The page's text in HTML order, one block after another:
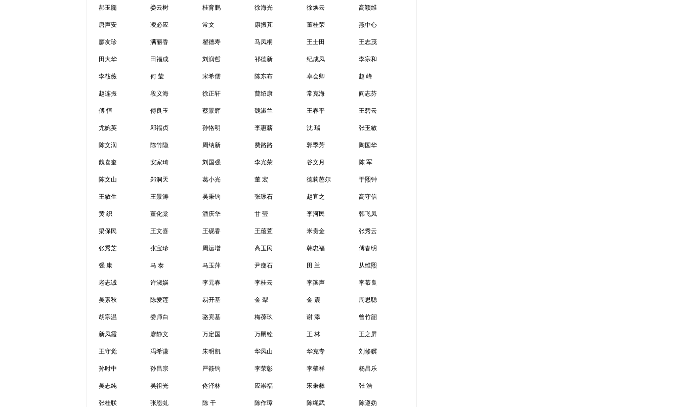
郝玉髓 娄云树 桂育鹏 徐海光 徐焕云 高颖维
唐声安 凌必应 常文 康振芃 董桂荣 燕中心
廖友珍 满丽香 翟德寿 马凤桐 王士田 王志茂
田大华 田福成 刘润哲 祁德新 纪成凤 李宗和
李筱薇 何 莹 宋希儒 陈东布 卓会卿 赵 峰
赵连振 段义海 徐正轩 曹绍康 常克海 阎志芬
傅 恒 傅良玉 蔡景辉 魏淑兰 王春平 王碧云
尤婉英 邓福贞 孙恪明 李惠薪 沈 瑞 张玉敏
陈文润 陈竹隐 周纳新 费路路 郭季芳 陶国华
魏喜奎 安家琦 刘国强 李光荣 谷文月 陈 军
陈文山 郑洞天 葛小光 董 宏 德莉芭尔 于熙钟
王敏生 王景涛 吴秉钧 张琢石 赵宜之 高守信
黄 织 董化棠 潘庆华 甘 莹 李河民 韩飞凤
梁保民 王文喜 王砚香 王蕴萱 米贵金 张秀云
张秀芝 张宝珍 周运增 高玉民 韩忠福 傅春明
强 康 马 泰 马玉萍 尹瘦石 田 兰 从维熙
老志诚 许淑媖 李元春 李桂云 李滨声 李慕良
吴素秋 陈爱莲 易开基 金 犁 金 震 周思聪
胡宗温 娄师白 骆宾基 梅葆玖 谢 添 曾竹韶
新凤霞 廖静文 万定国 万嗣铨 王 林 王之屏
王守觉 冯希谦 朱明凯 华凤山 华克专 刘修骥
孙时中 孙昌宗 严筱钧 李荣彰 李肇祥 杨昌乐
吴志纯 吴祖光 佟泽林 应崇福 宋秉彝 张 浩
张桂联 张恩虬 陈 干 陈作璋 陈绳武 陈遵妫